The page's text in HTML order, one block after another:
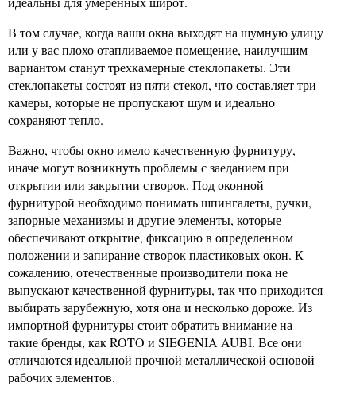
В том случае, когда ваши окна выходят на шумную улицу
или у вас плохо отапливаемое помещение, наилучшим
вариантом станут трехкамерные стеклопакеты. Эти
стеклопакеты состоят из пяти стекол, что составляет три
камеры, которые не пропускают шум и идеально
сохраняют тепло.
Важно, чтобы окно имело качественную фурнитуру,
иначе могут возникнуть проблемы с заеданием при
открытии или закрытии створок. Под оконной
фурнитурой необходимо понимать шпингалеты, ручки,
запорные механизмы и другие элементы, которые
обеспечивают открытие, фиксацию в определенном
положении и запирание створок пластиковых окон. К
сожалению, отечественные производители пока не
выпускают качественной фурнитуры, так что приходится
выбирать зарубежную, хотя она и несколько дороже. Из
импортной фурнитуры стоит обратить внимание на
такие бренды, как ROTO и SIEGENIA AUBI. Все они
отличаются идеальной прочной металлической основой
рабочих элементов.